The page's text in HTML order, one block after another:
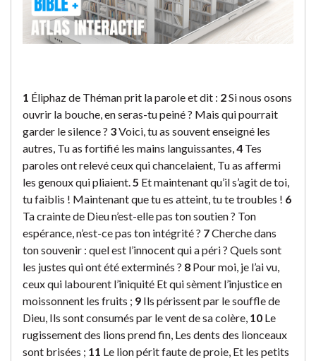
1 Éliphaz de Théman prit la parole et dit : 2Si nous osons
ouvrir la bouche, en seras-tu peiné ? Mais qui pourrait
garder le silence ? 3Voici, tu as souvent enseigné les
autres, Tu as fortifié les mains languissantes,4 Tes
paroles ont relevé ceux qui chancelaient, Tu as affermi
les genoux qui pliaient.5 Et maintenant qu’il s’agit de toi,
tu faiblis ! Maintenant que tu es atteint, tu te troubles ! 6
Ta crainte de Dieu n’est-elle pas ton soutien ? Ton
espérance, n’est-ce pas ton intégrité ? 7Cherche dans
ton souvenir : quel est l’innocent qui a péri ? Quels sont
les justes qui ont été exterminés ? 8 Pour moi, je l’ai vu,
ceux qui labourent l’iniquité Et qui sèment l’injustice en
moissonnent les fruits ; 9 Ils périssent par le souffle de
Dieu, Ils sont consumés par le vent de sa colère, 10 Le
rugissement des lions prend fin, Les dents des lionceaux
sont brisées ; 11 Le lion périt faute de proie, Et les petits